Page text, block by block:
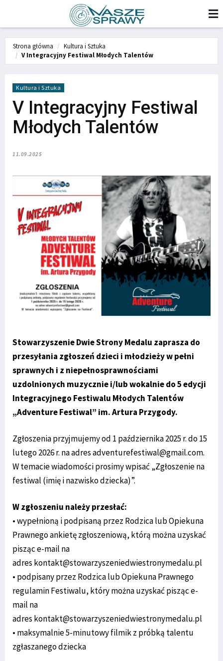
Strona główna
Kultura i Sztuka
V Integracyjny Festiwal Młodych Talentów
Kultura i Sztuka
V Integracyjny Festiwal
Młodych Talentów
11.09.2025
Stowarzyszenie Dwie Strony Medalu zaprasza do
przesyłania zgłoszeń dzieci i młodzieży w pełni
sprawnych i z niepełnosprawnościami
uzdolnionych muzycznie i/lub wokalnie do 5 edycji
Integracyjnego Festiwalu Młodych Talentów
„Adventure Festiwal” im. Artura Przygody.
Zgłoszenia przyjmujemy od 1 października 2025 r. do 15
lutego 2026 r. na adres adventurefestiwal@gmail.com.
W temacie wiadomości prosimy wpisać „Zgłoszenie na
festiwal (imię i nazwisko dziecka)”.
W zgłoszeniu należy przesłać:
• wypełnioną i podpisaną przez Rodzica lub Opiekuna
Prawnego ankietę zgłoszeniową, którą można uzyskać
pisząc e-mail na
adres kontakt@stowarzyszeniedwiestronymedalu.pl
• podpisany przez Rodzica lub Opiekuna Prawnego
regulamin Festiwalu, który można uzyskać pisząc e-
mail na
adres kontakt@stowarzyszeniedwiestronymedalu.pl
• maksymalnie 5-minutowy filmik z próbką talentu
zgłaszanego dziecka